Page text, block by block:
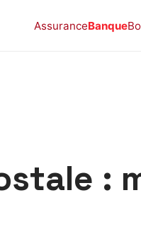
AssuranceBanque
: